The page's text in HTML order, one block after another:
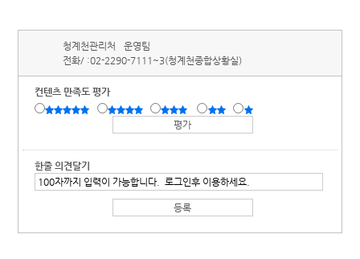
청계천관리처
운영팀
전화/ :02-2290-7111~3(청계천종합상황실)
컨텐츠 만족도 평가
한줄 의견달기